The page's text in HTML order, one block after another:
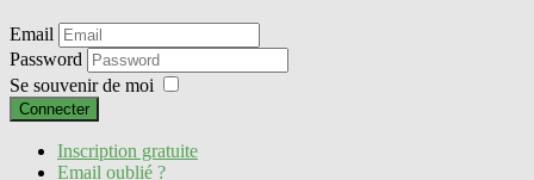
Email
Password
Se souvenir de moi
Connecter
Inscription gratuite
Email oublié ?